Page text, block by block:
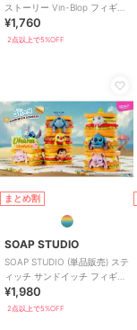
ストーリー Vin-Blop フィギュ
ア ブラインド
¥1,760
2点以上で5%OFF
まとめ割
SOAP STUDIO
SOAP STUDIO (単品販売) ステ
ィッチ サンドイッチ フィギュ
ア ブラインドボックス
¥1,980
2点以上で5%OFF